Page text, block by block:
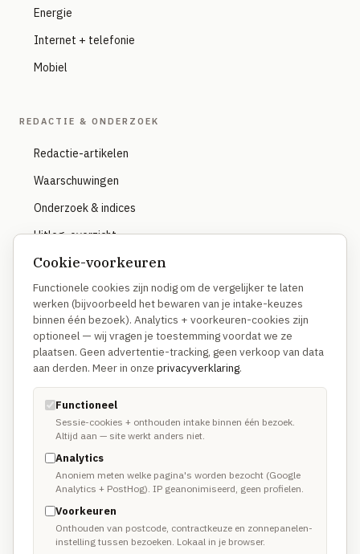
Energie
Internet + telefonie
Mobiel
REDACTIE & ONDERZOEK
Redactie-artikelen
Waarschuwingen
Onderzoek & indices
Uitleg-overzicht
OVER
Hoe we vergelijken
Waarom anders
Methodologie
Disclosure
TRUSTUSFIX-NETWERK
TrustusFix · Vakmannen →
Oplichting melden
Spoedhulp vakman
Cookie-voorkeuren
Functionele cookies zijn nodig om de vergelijker te laten
werken (bijvoorbeeld het bewaren van je intake-keuzes
binnen één bezoek). Analytics + voorkeuren-cookies zijn
optioneel — wij vragen je toestemming voordat we ze
plaatsen. Geen advertentie-tracking, geen verkoop van data
aan derden. Meer in onze privacyverklaring.
Functioneel
Sessie-cookies + onthouden intake binnen één bezoek.
Altijd aan — site werkt anders niet.
Analytics
Anoniem meten welke pagina's worden bezocht (Google
Analytics + PostHog). IP geanonimiseerd, geen profielen.
Voorkeuren
Onthouden van postcode, contractkeuze en zonnepanelen-
instelling tussen bezoeken. Lokaal in je browser.